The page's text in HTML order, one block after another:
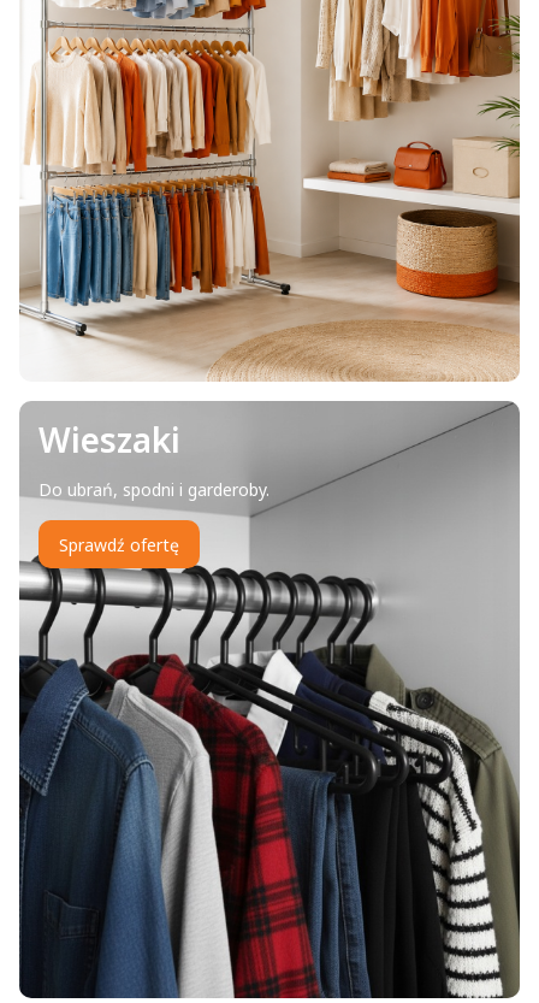
Wieszaki
Do ubrań, spodni i garderoby.
Sprawdź ofertę